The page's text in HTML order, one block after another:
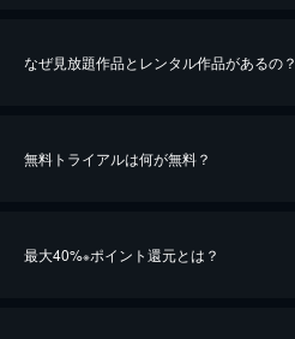
なぜ見放題作品とレンタル作品があるの？
無料トライアルは何が無料？
最大40%※ポイント還元とは？